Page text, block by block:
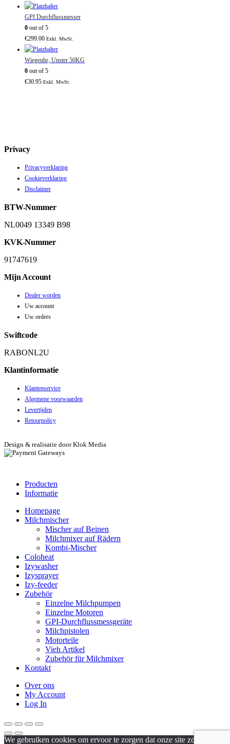
GPI Durchflussmesser
0 out of 5
€299.00 Exkl. MwSt.
Wiegeuhr, Unster 50KG
0 out of 5
€30.95 Exkl. MwSt.
Privacy
Privacyverklaring
Cookieverklaring
Disclaimer
BTW-Nummer
NL0049 13349 B98
KVK-Nummer
91747619
Mijn Account
Dealer worden
Uw account
Uw orders
Swiftcode
RABONL2U
Klantinformatie
Klantenservice
Algemene voorwaarden
Levertijden
Retourpolicy
Design & realisatie door Klok Media
Producten
Informatie
Homepage
Milchmischer
Mischer auf Beinen
Milchmixer auf Rädern
Kombi-Mischer
Coloheat
Izywasher
Izysprayer
Izy-feeder
Zubehör
Einzelne Milchpumpen
Einzelne Motoren
GPI-Durchflussmessgeräte
Milchpistolen
Motorteile
Vieh Artikel
Zubehör für Milchmixer
Kontakt
Over ons
My Account
Log In
We gebruiken cookies om ervoor te zorgen dat onze site zo soepel